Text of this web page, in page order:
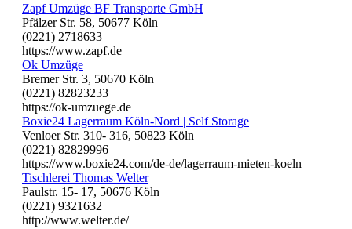
Zapf Umzüge BF Transporte GmbH
Pfälzer Str. 58, 50677 Köln
(0221) 2718633
https://www.zapf.de
Ok Umzüge
Bremer Str. 3, 50670 Köln
(0221) 82823233
https://ok-umzuege.de
Boxie24 Lagerraum Köln-Nord | Self Storage
Venloer Str. 310- 316, 50823 Köln
(0221) 82829996
https://www.boxie24.com/de-de/lagerraum-mieten-koeln
Tischlerei Thomas Welter
Paulstr. 15- 17, 50676 Köln
(0221) 9321632
http://www.welter.de/